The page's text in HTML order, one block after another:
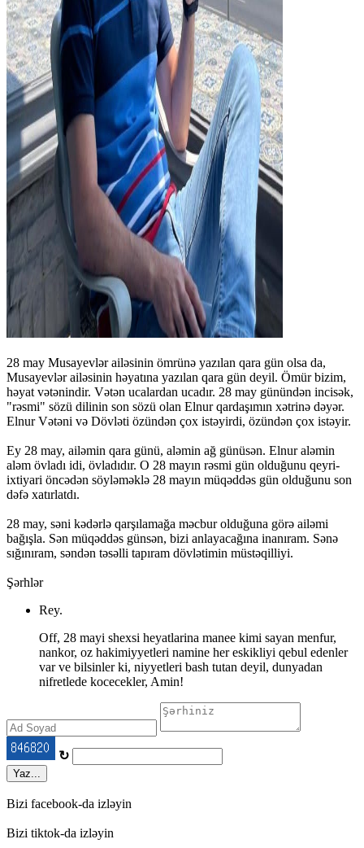
28 may Musayevlər ailəsinin ömrünə yazılan qara gün olsa da,
Musayevlər ailəsinin həyatına yazılan qara gün deyil. Ömür bizim,
həyat vətənindir. Vətən ucalardan ucadır. 28 may günündən incisək,
"rəsmi" sözü dilinin son sözü olan Elnur qardaşımın xətrinə dəyər.
Elnur Vətəni və Dövləti özündən çox istəyirdi, özündən çox istəyir.
Ey 28 may, ailəmin qara günü, aləmin ağ günüsən. Elnur aləmin
aləm övladı idi, övladıdır. O 28 mayın rəsmi gün olduğunu qeyri-
ixtiyari öncədən söyləməklə 28 mayın müqəddəs gün olduğunu son
dəfə xatırlatdı.
28 may, səni kədərlə qarşılamağa məcbur olduğuna görə ailəmi
bağışla. Sən müqəddəs günsən, bizi anlayacağına inanıram. Sənə
sığınıram, səndən təsəlli tapıram dövlətimin müstəqilliyi.
Şərhlər
Rey.
Off, 28 mayi shexsi heyatlarina manee kimi sayan menfur,
nankor, oz hakimiyyetleri namine her eskikliyi qebul edenler
var ve bilsinler ki, niyyetleri bash tutan deyil, dunyadan
nifretlede kocecekler, Amin!
↻
Yaz...
Bizi facebook-da izləyin
Bizi tiktok-da izləyin